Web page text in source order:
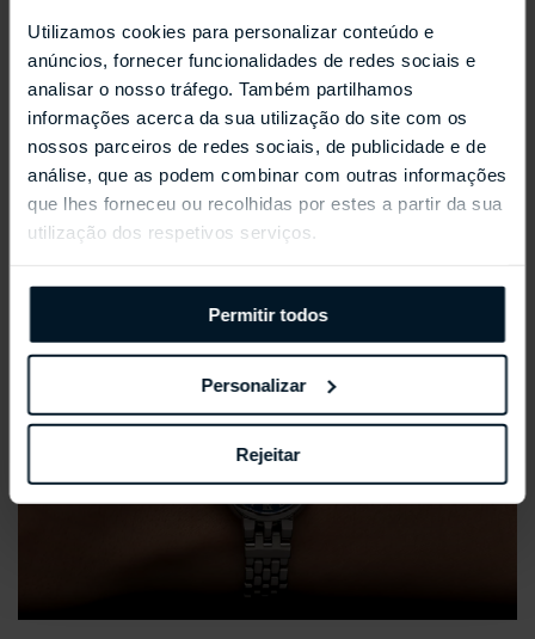
Utilizamos cookies para personalizar conteúdo e
anúncios, fornecer funcionalidades de redes sociais e
analisar o nosso tráfego. Também partilhamos
informações acerca da sua utilização do site com os
nossos parceiros de redes sociais, de publicidade e de
análise, que as podem combinar com outras informações
que lhes forneceu ou recolhidas por estes a partir da sua
utilização dos respetivos serviços.
Permitir todos
Personalizar
Rejeitar
REPOSSI ANTIFER